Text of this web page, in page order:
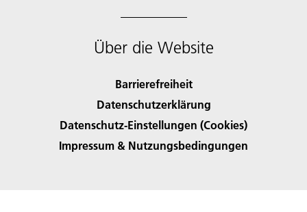
Über die Website
Barrierefreiheit
Datenschutzerklärung
Datenschutz-Einstellungen (Cookies)
Impressum & Nutzungsbedingungen